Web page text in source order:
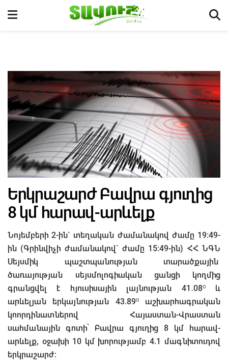
Երկրաշարժ Բավրա գյուղից
8 կմ հարավ-արևելք
Նոյեմբերի 2-ին` տեղական ժամանակով ժամը 19:49-
ին (Գրինվիչի ժամանակով` ժամը 15։49-ին) ՀՀ ՆԳՆ
Սեյսմիկ պաշտպանության տարածքային
ծառայության սեյսմոլոգիական ցանցի կողմից
գրանցվել է հյուսիսային լայնության 41․08⁰ և
արևելյան երկայնության 43.89⁰ աշխարհագրական
կոորդինատներով Հայաստան-Վրաստան
սահմանային գոտի՝ Բավրա գյուղից 8 կմ հարավ-
արևելք, օջախի 10 կմ խորությամբ 4.1 մագնիտուդով
երկրաշարժ: